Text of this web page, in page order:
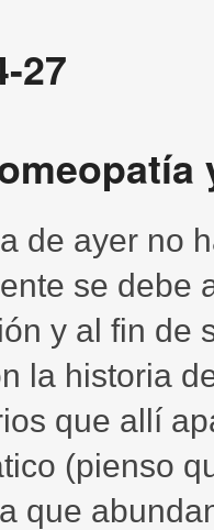
27
de ayer no
se debe
y al fin de
la historia
que allí
(pienso
que